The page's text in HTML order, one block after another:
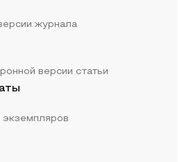
журнала
версии статьи
экземпляров